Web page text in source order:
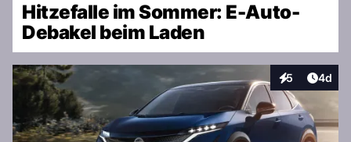
Hitzefalle im Sommer: E-Auto-
Debakel beim Laden
5
Interaktionen
4d